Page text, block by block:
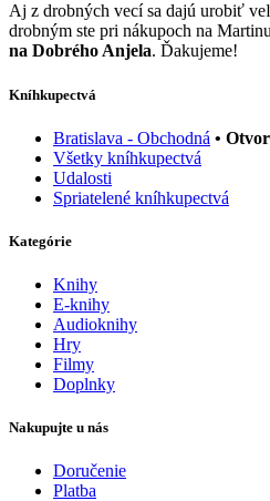
Aj z drobných vecí sa dajú urobiť
drobným ste pri nákupoch na
na Dobrého Anjela. Ďakujeme!
Kníhkupectvá
Bratislava - Obchodná •
Všetky kníhkupectvá
Udalosti
Spriatelené kníhkupectvá
Kategórie
Knihy
E-knihy
Audioknihy
Hry
Filmy
Doplnky
Nakupujte u nás
Doručenie
Platba